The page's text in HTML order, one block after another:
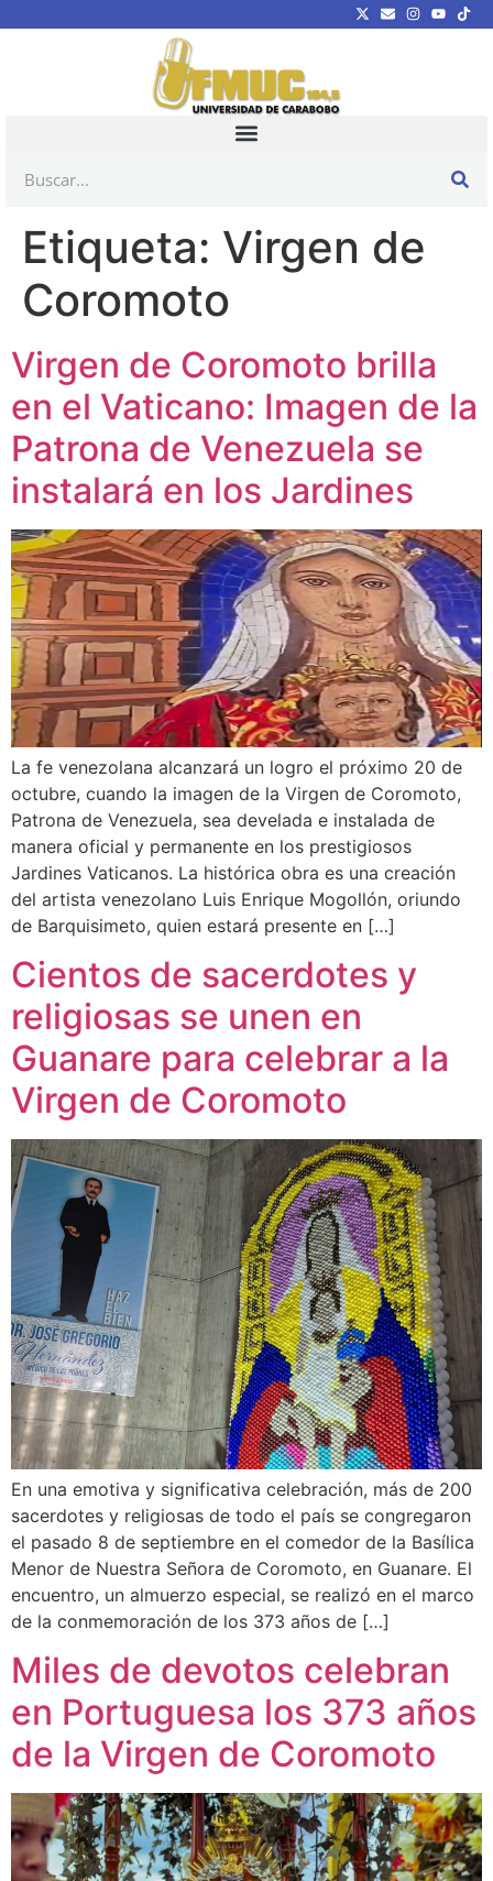
Etiqueta: Virgen de
Coromoto
Virgen de Coromoto brilla
en el Vaticano: Imagen de la
Patrona de Venezuela se
instalará en los Jardines
La fe venezolana alcanzará un logro el próximo 20 de
octubre, cuando la imagen de la Virgen de Coromoto,
Patrona de Venezuela, sea develada e instalada de
manera oficial y permanente en los prestigiosos
Jardines Vaticanos. La histórica obra es una creación
del artista venezolano Luis Enrique Mogollón, oriundo
de Barquisimeto, quien estará presente en […]
Cientos de sacerdotes y
religiosas se unen en
Guanare para celebrar a la
Virgen de Coromoto
En una emotiva y significativa celebración, más de 200
sacerdotes y religiosas de todo el país se congregaron
el pasado 8 de septiembre en el comedor de la Basílica
Menor de Nuestra Señora de Coromoto, en Guanare. El
encuentro, un almuerzo especial, se realizó en el marco
de la conmemoración de los 373 años de […]
Miles de devotos celebran
en Portuguesa los 373 años
de la Virgen de Coromoto